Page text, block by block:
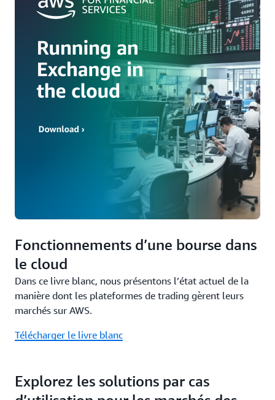
Fonctionnements d’une bourse dans
le cloud
Dans ce livre blanc, nous présentons l’état actuel de la
manière dont les plateformes de trading gèrent leurs
marchés sur AWS.
Télécharger le livre blanc
Explorez les solutions par cas